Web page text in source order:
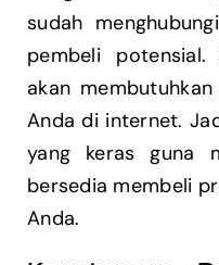
sudah
pembeli
akan
Anda di internet.
yang keras guna
bersedia membeli
Anda.